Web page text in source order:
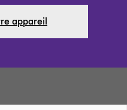
appareil